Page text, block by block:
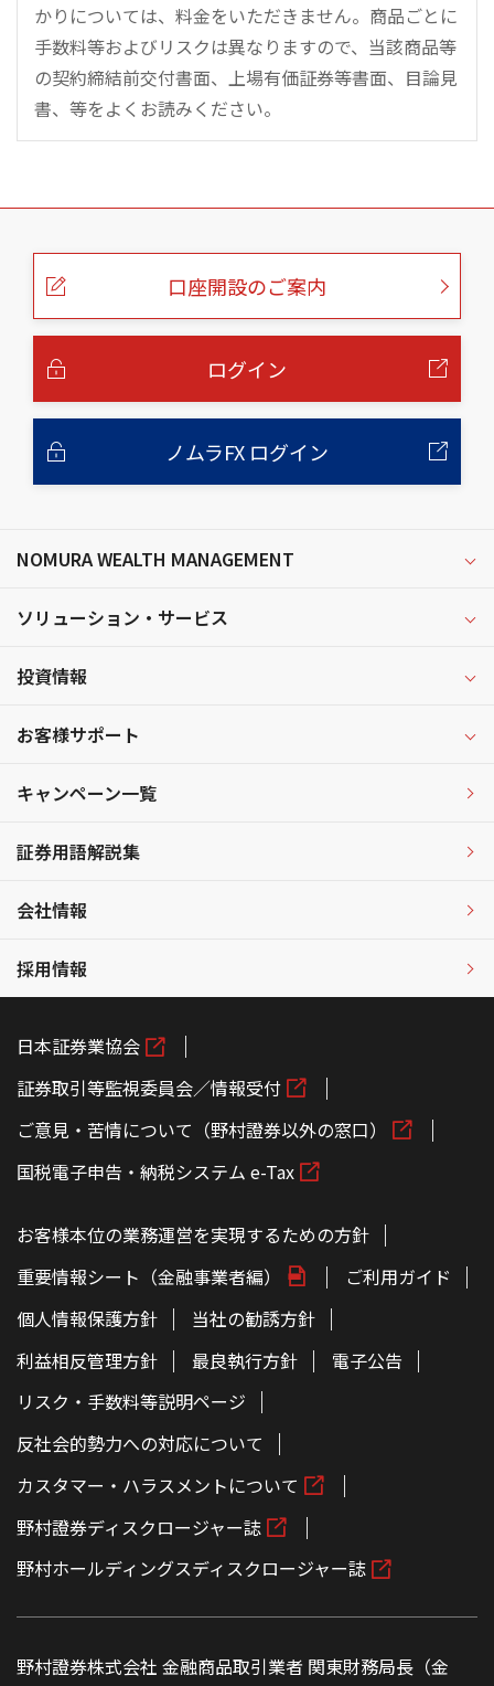
かりについては、料金をいただきません。商品ごとに
手数料等およびリスクは異なりますので、当該商品等
の契約締結前交付書面、上場有価証券等書面、目論見
書、等をよくお読みください。
こ
口座開設のご案内
ログイン
ノムラFX ログイン
NOMURA WEALTH MANAGEMENT
ソリューション・サービス
投資情報
お客様サポート
キャンペーン一覧
証券用語解説集
会社情報
採用情報
日本証券業協会
証券取引等監視委員会／情報受付
ご意見・苦情について（野村證券以外の窓口）
国税電子申告・納税システム e-Tax
お客様本位の業務運営を実現するための方針
重要情報シート（金融事業者編）
ご利用ガイド
個人情報保護方針
当社の勧誘方針
利益相反管理方針
最良執行方針
電子公告
リスク・手数料等説明ページ
反社会的勢力への対応について
カスタマー・ハラスメントについて
野村證券ディスクロージャー誌
野村ホールディングスディスクロージャー誌
野村證券株式会社 金融商品取引業者 関東財務局長（金